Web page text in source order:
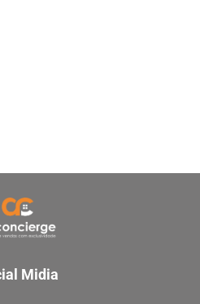
Midia